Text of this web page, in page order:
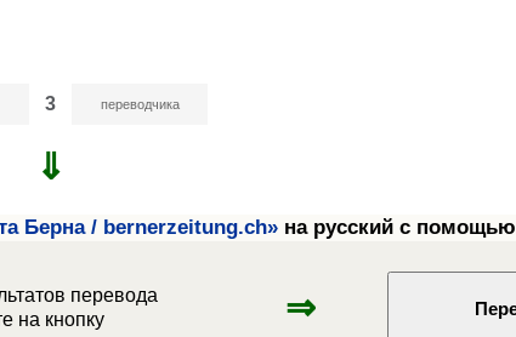
3 переводчика
⇓
Берна / bernerzeitung.ch» на русский с помощью
перевода
на кнопку
⇒